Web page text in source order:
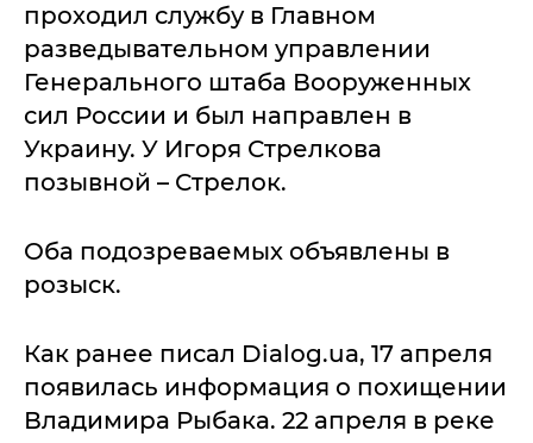
проходил службу в Главном
разведывательном управлении
Генерального штаба Вооруженных
сил России и был направлен в
Украину. У Игоря Стрелкова
позывной – Стрелок.
Оба подозреваемых объявлены в
розыск.
Как ранее писал Dialog.ua, 17 апреля
появилась информация о похищении
Владимира Рыбака. 22 апреля в реке